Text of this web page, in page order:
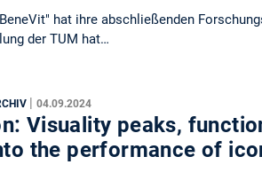
hat ihre abschließenden
der TUM hat…
| 04.09.2024
Visuality peaks,
the performance of